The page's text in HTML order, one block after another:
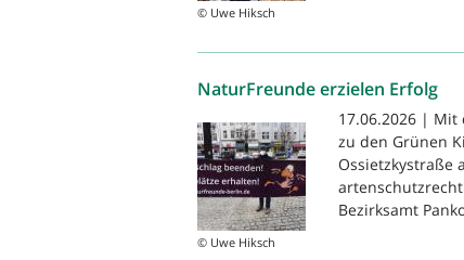
© Uwe Hiksch
NaturFreunde erzielen Erfolg
© Uwe Hiksch
17.06.2026 | Mit
zu den Grünen
Ossietzkystraße
Bezirksamt